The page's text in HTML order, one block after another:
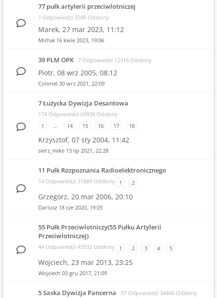
77 pułk artylerii przeciwlotniczej
1 Odpowiedzi 5599 Odsłony
Marek, 27 mar 2023, 11:12
Michał 16 kwie 2023, 19:06
39 PLM OPK 7 Odpowiedzi 12316 Odsłony
Piotr, 08 wrz 2005, 08:12
Colonel 30 wrz 2021, 22:09
7 Łużycka Dywizja Desantowa
174 Odpowiedzi 69934 Odsłony
1
… 14 15 16 17 18
Krzysztof, 07 sty 2004, 11:42
sierz_mike 13 lip 2021, 22:28
11 Pułk Rozpoznania Radioelektronicznego
14 Odpowiedzi 31889 Odsłony 1 2
Grzegorz, 20 mar 2006, 20:10
Dariusz 18 cze 2020, 19:05
55 Pułk Przeciwlotniczy(55 Pułku Artylerii
Przeciwlotniczej)
44 Odpowiedzi 43532 Odsłony 1 2 3 4 5
Wojciech, 23 mar 2013, 23:25
Wojciech 03 gru 2017, 21:09
5 Saska Dywizja Pancerna
37 Odpowiedzi 34466 Odsłony